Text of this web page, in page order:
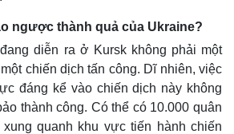
ngược thành quả của Ukraine?
diễn ra ở Kursk không phải một
chiến dịch tấn công. Dĩ nhiên, việc
đáng kể vào chiến dịch này không
thành công. Có thể có 10.000 quân
quanh khu vực tiến hành chiến